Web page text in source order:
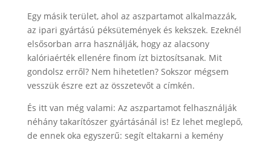
Egy másik terület, ahol az aszpartamot alkalmazzák,
az ipari gyártású péksütemények és kekszek. Ezeknél
elsősorban arra használják, hogy az alacsony
kalóriaérték ellenére finom ízt biztosítsanak. Mit
gondolsz erről? Nem hihetetlen? Sokszor mégsem
vesszük észre ezt az összetevőt a címkén.
És itt van még valami: Az aszpartamot felhasználják
néhány takarítószer gyártásánál is! Ez lehet meglepő,
de ennek oka egyszerű: segít eltakarni a kemény